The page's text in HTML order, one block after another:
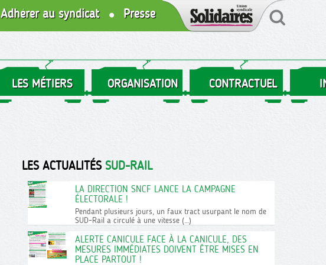
Adhérer au syndicat Presse
LES MÉTIERS ORGANISATION CONTRACTUEL
LES ACTUALITÉS SUD-RAIL
LA DIRECTION SNCF LANCE LA CAMPAGNE
ÉLECTORALE !
Pendant plusieurs jours, un faux tract usurpant le nom de
SUD-Rail a circulé à une vitesse (…)
ALERTE CANICULE FACE À LA CANICULE, DES
MESURES IMMÉDIATES DOIVENT ÊTRE MISES EN
PLACE PARTOUT !